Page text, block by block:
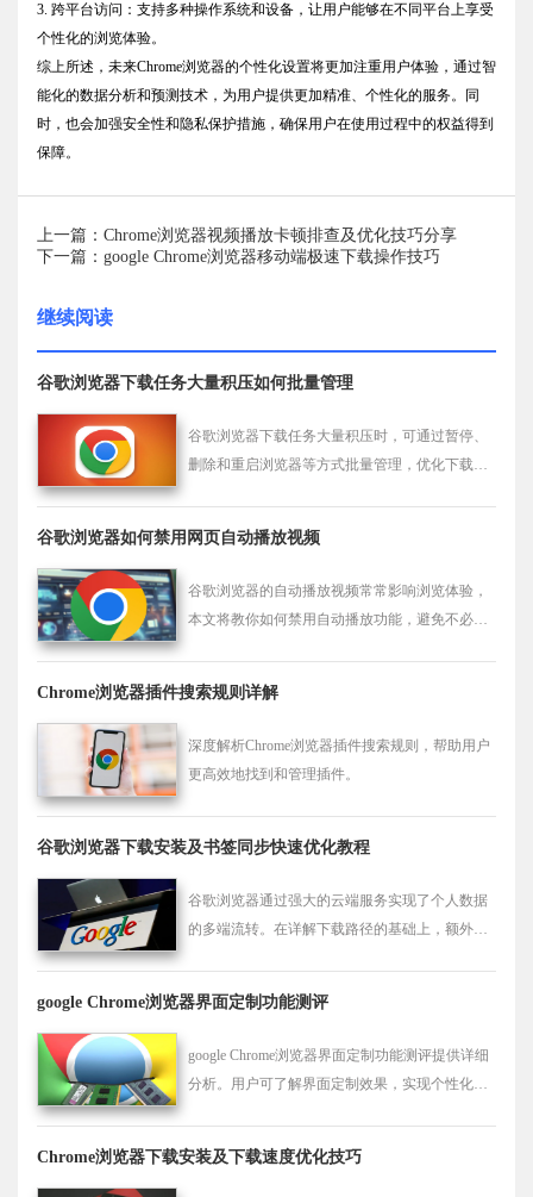
3. 跨平台访问：支持多种操作系统和设备，让用户能够在不同平台上享受
个性化的浏览体验。
综上所述，未来Chrome浏览器的个性化设置将更加注重用户体验，通过智
能化的数据分析和预测技术，为用户提供更加精准、个性化的服务。同
时，也会加强安全性和隐私保护措施，确保用户在使用过程中的权益得到
保障。
上一篇：Chrome浏览器视频播放卡顿排查及优化技巧分享
下一篇：google Chrome浏览器移动端极速下载操作技巧
继续阅读
谷歌浏览器下载任务大量积压如何批量管理
谷歌浏览器下载任务大量积压时，可通过暂停、
删除和重启浏览器等方式批量管理，优化下载队
谷歌浏览器如何禁用网页自动播放视频
谷歌浏览器的自动播放视频常常影响浏览体验，
本文将教你如何禁用自动播放功能，避免不必要
Chrome浏览器插件搜索规则详解
深度解析Chrome浏览器插件搜索规则，帮助用户
更高效地找到和管理插件。
谷歌浏览器下载安装及书签同步快速优化教程
谷歌浏览器通过强大的云端服务实现了个人数据
的多端流转。在详解下载路径的基础上，额外提
地，确保您的书签、密码与操作习惯始终随身而
google Chrome浏览器界面定制功能测评
google Chrome浏览器界面定制功能测评提供详细
分析。用户可了解界面定制效果，实现个性化布
Chrome浏览器下载安装及下载速度优化技巧